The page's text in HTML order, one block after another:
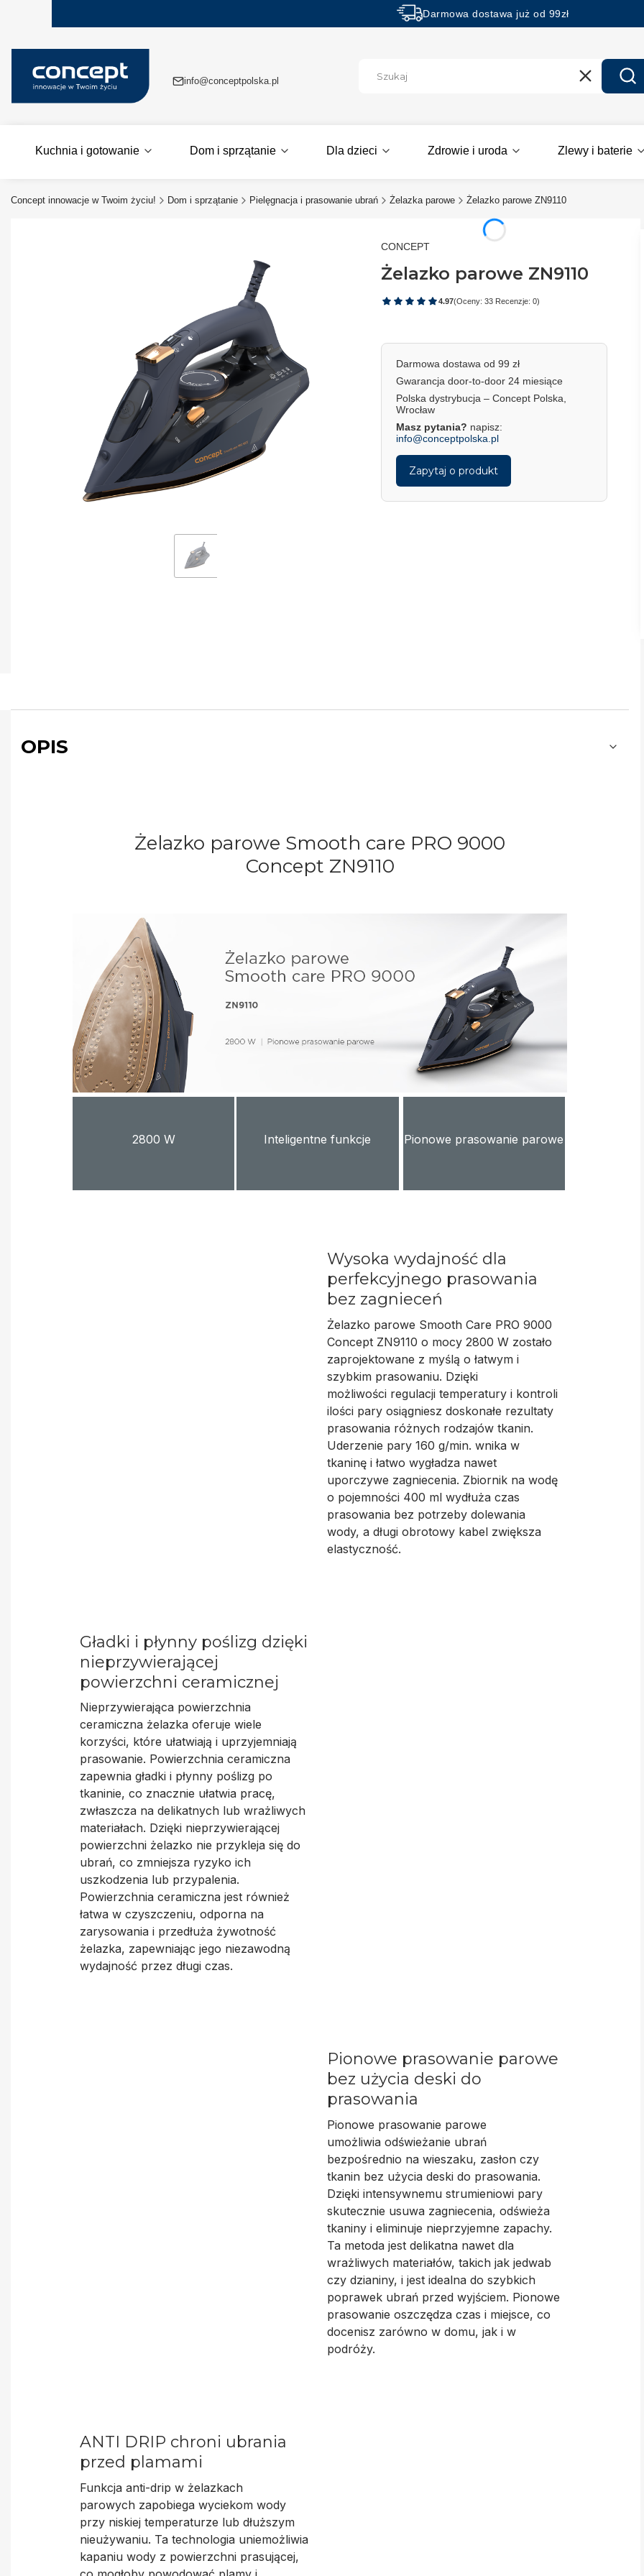
Darmowa dostawa już od 99zł
info@conceptpolska.pl Wyczyść
Kuchnia i gotowanie Dom i sprzątanie Dla dzieci Zdrowie i uroda Zlewy i baterie
Concept innowacje w Twoim życiu! Dom i sprzątanie Pielęgnacja i prasowanie ubrań Żelazka parowe Żelazko parowe ZN9110
CONCEPT
Żelazko parowe ZN9110
4.97(Oceny: 33 Recenzje: 0)
Darmowa dostawa od 99 zł
Gwarancja door-to-door 24 miesiące
Polska dystrybucja – Concept Polska,
Wrocław
Masz pytania? napisz:
info@conceptpolska.pl
Zapytaj o produkt
OPIS
Żelazko parowe Smooth care PRO 9000
Concept ZN9110
2800 W Inteligentne funkcje Pionowe prasowanie parowe
Wysoka wydajność dla
perfekcyjnego prasowania
bez zagnieceń
Żelazko parowe Smooth Care PRO 9000
Concept ZN9110 o mocy 2800 W zostało
zaprojektowane z myślą o łatwym i
szybkim prasowaniu. Dzięki
możliwości regulacji temperatury i kontroli
ilości pary osiągniesz doskonałe rezultaty
prasowania różnych rodzajów tkanin.
Uderzenie pary 160 g/min. wnika w
tkaninę i łatwo wygładza nawet
uporczywe zagniecenia. Zbiornik na wodę
o pojemności 400 ml wydłuża czas
prasowania bez potrzeby dolewania
wody, a długi obrotowy kabel zwiększa
elastyczność.
Gładki i płynny poślizg dzięki
nieprzywierającej
powierzchni ceramicznej
Nieprzywierająca powierzchnia
ceramiczna żelazka oferuje wiele
korzyści, które ułatwiają i uprzyjemniają
prasowanie. Powierzchnia ceramiczna
zapewnia gładki i płynny poślizg po
tkaninie, co znacznie ułatwia pracę,
zwłaszcza na delikatnych lub wrażliwych
materiałach. Dzięki nieprzywierającej
powierzchni żelazko nie przykleja się do
ubrań, co zmniejsza ryzyko ich
uszkodzenia lub przypalenia.
Powierzchnia ceramiczna jest również
łatwa w czyszczeniu, odporna na
zarysowania i przedłuża żywotność
żelazka, zapewniając jego niezawodną
wydajność przez długi czas.
Pionowe prasowanie parowe
bez użycia deski do
prasowania
Pionowe prasowanie parowe
umożliwia odświeżanie ubrań
bezpośrednio na wieszaku, zasłon czy
tkanin bez użycia deski do prasowania.
Dzięki intensywnemu strumieniowi pary
skutecznie usuwa zagniecenia, odświeża
tkaniny i eliminuje nieprzyjemne zapachy.
Ta metoda jest delikatna nawet dla
wrażliwych materiałów, takich jak jedwab
czy dzianiny, i jest idealna do szybkich
poprawek ubrań przed wyjściem. Pionowe
prasowanie oszczędza czas i miejsce, co
docenisz zarówno w domu, jak i w
podróży.
ANTI DRIP chroni ubrania
przed plamami
Funkcja anti-drip w żelazkach
parowych zapobiega wyciekom wody
przy niskiej temperaturze lub dłuższym
nieużywaniu. Ta technologia uniemożliwia
kapaniu wody z powierzchni prasującej,